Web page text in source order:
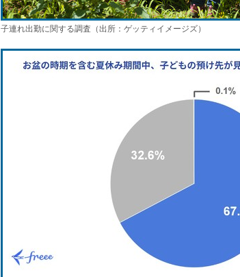
子連れ出勤に関する調査（出所：ゲッティイメージズ）